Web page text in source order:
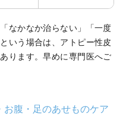
なかなか治らない」「一度
いう場合は、アトピー性皮
ります。早めに専門医へご
お腹・足のあせものケア